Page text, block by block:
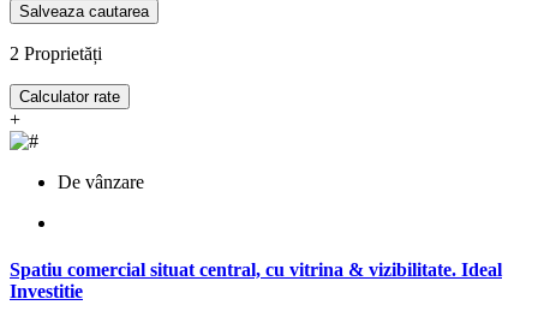
Salveaza cautarea
2 Proprietăți
Calculator rate
+
De vânzare
Spatiu comercial situat central, cu vitrina & vizibilitate. Ideal
Investitie